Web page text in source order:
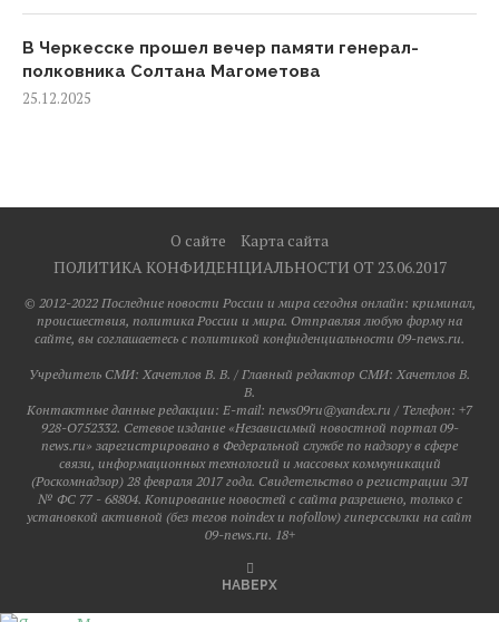
В Черкесске прошел вечер памяти генерал-
полковника Солтана Магометова
25.12.2025
О сайте
Карта сайта
ПОЛИТИКА КОНФИДЕНЦИАЛЬНОСТИ ОТ 23.06.2017
© 2012-2022 Последние новости России и мира сегодня онлайн: криминал,
происшествия, политика России и мира. Отправляя любую форму на
сайте, вы соглашаетесь с политикой конфиденциальности 09-news.ru.
Учредитель СМИ: Хaчeтлoв B. B. / Главный редактор СМИ: Хaчeтлoв B.
B.
Контактные данные редакции: E-mail: news09ru@yandex.ru / Телефон: +7
928-O752332. Сетевое издание «Независимый новостной портал 09-
news.ru» зарегистрировано в Федеральной службе по надзору в сфере
связи, информационных технологий и массовых коммуникаций
(Роскомнадзор) 28 февраля 2017 года. Свидетельство о регистрации ЭЛ
№ ФС 77 - 68804. Копирование новостей с сайта разрешено, только с
установкой активной (без тегов noindex и nofollow) гиперссылки на сайт
09-news.ru. 18+
НАВЕРХ